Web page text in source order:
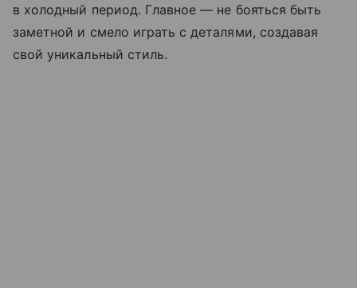
в холодный период. Главное — не бояться быть
заметной и смело играть с деталями, создавая
свой уникальный стиль.